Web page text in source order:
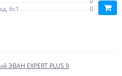
6с1
0
ЭВАН EXPERT PLUS 9